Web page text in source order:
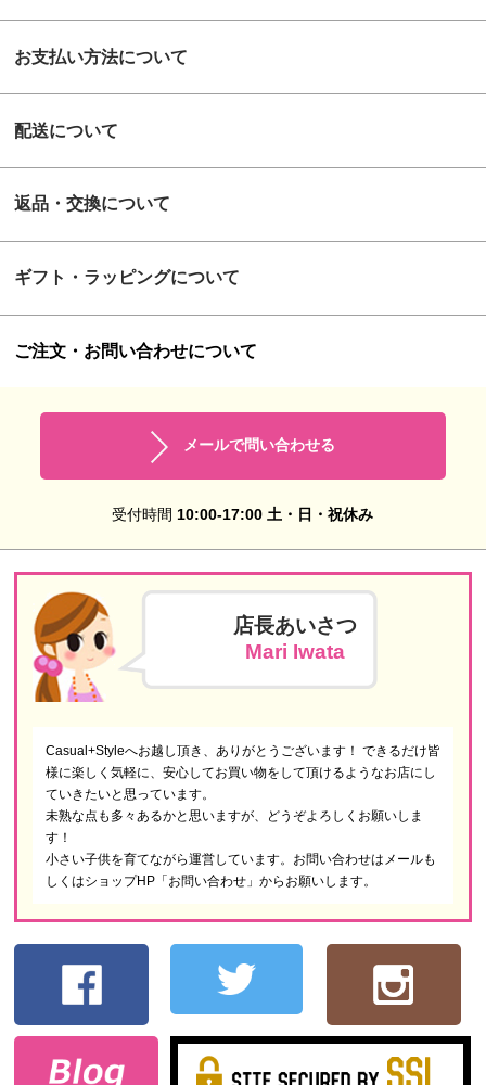
お支払い方法について
配送について
返品・交換について
ギフト・ラッピングについて
ご注文・お問い合わせについて
メールで問い合わせる
受付時間 10:00-17:00 土・日・祝休み
店長あいさつ
Mari Iwata
Casual+Styleへお越し頂き、ありがとうございます！ できるだけ皆
様に楽しく気軽に、安心してお買い物をして頂けるようなお店にし
ていきたいと思っています。
未熟な点も多々あるかと思いますが、どうぞよろしくお願いしま
す！
小さい子供を育てながら運営しています。お問い合わせはメールも
しくはショップHP「お問い合わせ」からお願いします。